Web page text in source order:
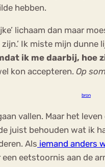
hebben.
lichaam dan maar
Ik miste mijn
ik me daarbij, hoe
kon accepteren. Op
bron
vallen. Maar het
juist behouden wat
Als iemand anders
eetstoornis aan de